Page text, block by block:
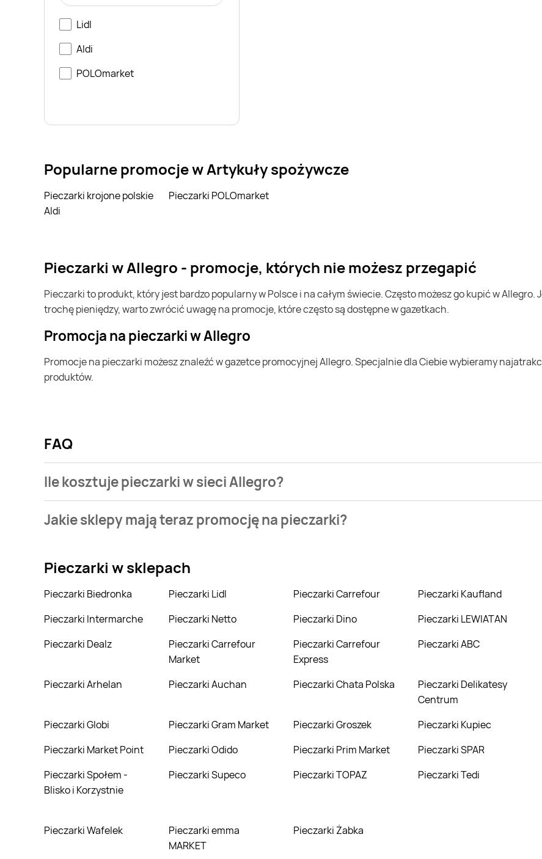
Lidl
Aldi
POLOmarket
Popularne promocje w Artykuły spożywcze
Pieczarki krojone polskie
Aldi
Pieczarki POLOmarket
pieczarki w Allegro - promocje, których nie możesz przegapić
pieczarki to produkt, który jest bardzo popularny w Polsce i na całym świecie. Często możesz go kupić w Allegro. Jeśli chcesz kupić pieczarki i chcesz zaoszczędzić
trochę pieniędzy, warto zwrócić uwagę na promocje, które często są dostępne w gazetkach.
Promocja na pieczarki w Allegro
Promocje na pieczarki możesz znaleźć w gazetce promocyjnej Allegro. Specjalnie dla Ciebie wybieramy najatrakcyjniejsze oferty i prezentujemy je w formie katalogu
produktów.
FAQ
Ile kosztuje pieczarki w sieci Allegro?
Allegro.
Jakie sklepy mają teraz promocję na pieczarki?
Pieczarki w sklepach
Pieczarki Biedronka Pieczarki Lidl Pieczarki Carrefour Pieczarki Kaufland
Pieczarki Intermarche
Pieczarki Netto Pieczarki Dino Pieczarki LEWIATAN
Pieczarki Dealz
Pieczarki Carrefour
Market
Pieczarki Carrefour
Express
Pieczarki ABC
Pieczarki Arhelan Pieczarki Auchan Pieczarki Chata Polska
Pieczarki Delikatesy
Centrum
Pieczarki Globi Pieczarki Gram Market Pieczarki Groszek Pieczarki Kupiec
Pieczarki Market Point
Pieczarki Odido Pieczarki Prim Market Pieczarki SPAR
Pieczarki Społem -
Blisko i Korzystnie
Pieczarki Supeco Pieczarki TOPAZ Pieczarki Tedi
Pieczarki Wafelek
Pieczarki emma
MARKET
Pieczarki Żabka